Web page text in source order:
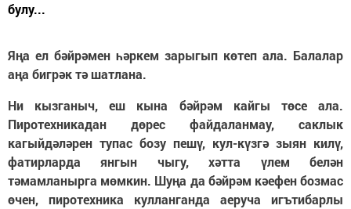
булу...
Яңа ел бәйрәмен һәркем зарыгып көтеп ала. Балалар
аңа бигрәк тә шатлана.
Ни кызганыч, еш кына бәйрәм кайгы төсе ала.
Пиротехникадан дөрес файдаланмау, саклык
кагыйдәләрен тупас бозу пешү, кул-күзгә зыян килү,
фатирларда янгын чыгу, хәтта үлем белән
тәмамланырга мөмкин. Шуңа да бәйрәм кәефен бозмас
өчен, пиротехника кулланганда аеруча игътибарлы